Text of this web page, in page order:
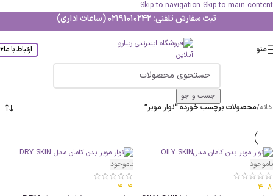
Skip to navigation Skip to main content
ثبت سفارش تلفنی: 02191010242 (ساعات اداری)
منو ارتباط با ما▾
جست و جو
خانه/محصولات برچسب خورده “نوار موبر”
ناموجود
4.8
ناموجود
4.4